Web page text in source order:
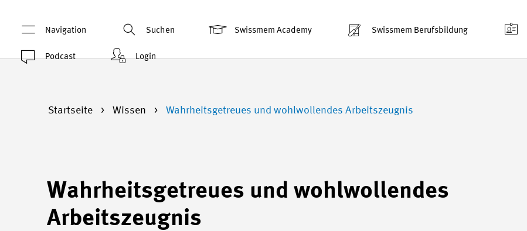
Navigation Suchen Swissmem Academy Swissmem Berufsbildung
Podcast Login
Startseite Wissen Wahrheitsgetreues und wohlwollendes Arbeitszeugnis
Wahrheitsgetreues und wohlwollendes
Arbeitszeugnis